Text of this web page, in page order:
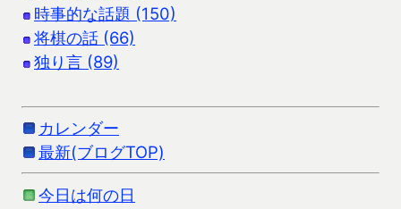
時事的な話題 (150)
将棋の話 (66)
独り言 (89)
カレンダー
最新(ブログTOP)
今日は何の日